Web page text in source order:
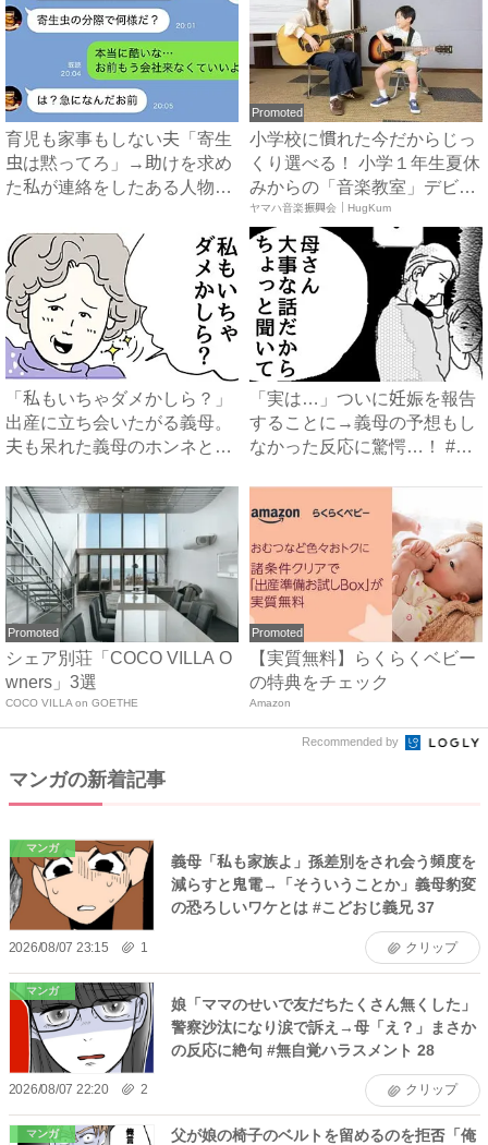
育児も家事もしない夫「寄生
虫は黙ってろ」→助けを求め
た私が連絡をしたある人物と
Promoted
小学校に慣れた今だからじっ
くり選べる！ 小学１年生夏休
みからの「音楽教室」デビ
ュ...
ヤマハ音楽振興会｜HugKum
「私もいちゃダメかしら？」
出産に立ち会いたがる義母。
夫も呆れた義母のホンネと
「実は…」ついに妊娠を報告
することに→義母の予想もし
なかった反応に驚愕…！ #
Promoted
シェア別荘「COCO VILLA O
wners」3選
COCO VILLA on GOETHE
Promoted
【実質無料】らくらくベビー
の特典をチェック
Amazon
Recommended by
マンガの新着記事
マンガ
義母「私も家族よ」孫差別をされ会う頻度を
減らすと鬼電→「そういうことか」義母豹変
の恐ろしいワケとは #こどおじ義兄 37
2026/08/07 23:15 1 クリップ
マンガ
娘「ママのせいで友だちたくさん無くした」
警察沙汰になり涙で訴え→母「え？」まさか
の反応に絶句 #無自覚ハラスメント 28
2026/08/07 22:20 2 クリップ
マンガ 父が娘の椅子のベルトを留めるのを拒否「俺